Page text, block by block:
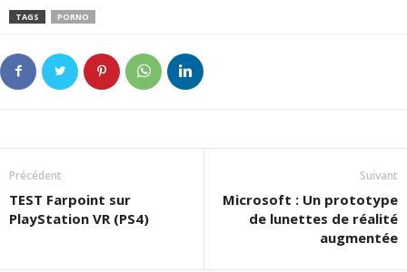
TAGS PORNO
Précédent
TEST Farpoint sur
PlayStation VR (PS4)
Suivant
Microsoft : Un prototype
de lunettes de réalité
augmentée